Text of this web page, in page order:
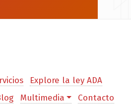
Explore la ley ADA
Multimedia Contacto